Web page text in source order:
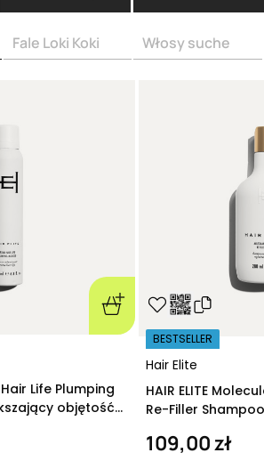
Fale Loki Koki Włosy suche
Hair Life Plumping
objętość
Hair Elite
BESTSELLER
HAIR ELITE
Re-Filler
109,00 zł